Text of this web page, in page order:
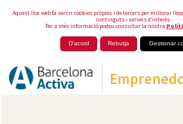
Aquest lloc web fa servir cookies pròpies i de tercers per millorar
continguts i serveis d’interès.
Per a més informació podeu consultar la nostra
D'acord Rebutja Gestionar